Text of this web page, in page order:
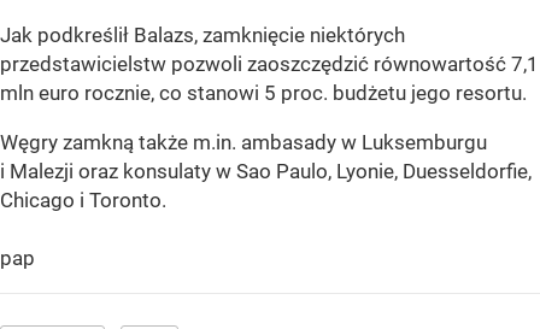
Jak podkreślił Balazs, zamknięcie niektórych
przedstawicielstw pozwoli zaoszczędzić równowartość 7,1
mln euro rocznie, co stanowi 5 proc. budżetu jego resortu.
Węgry zamkną także m.in. ambasady w Luksemburgu
i Malezji oraz konsulaty w Sao Paulo, Lyonie, Duesseldorfie,
Chicago i Toronto.
pap